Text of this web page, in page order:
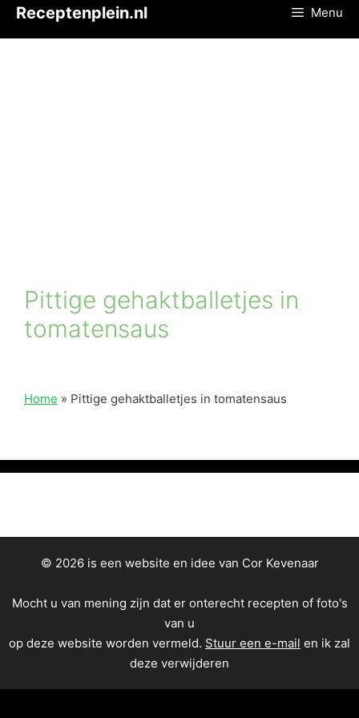
Receptenplein.nl Menu
Pittige gehaktballetjes in
tomatensaus
Home » Pittige gehaktballetjes in tomatensaus
© 2026 is een website en idee van Cor Kevenaar
Mocht u van mening zijn dat er onterecht recepten of foto's
van u
op deze website worden vermeld. Stuur een e-mail en ik zal
deze verwijderen